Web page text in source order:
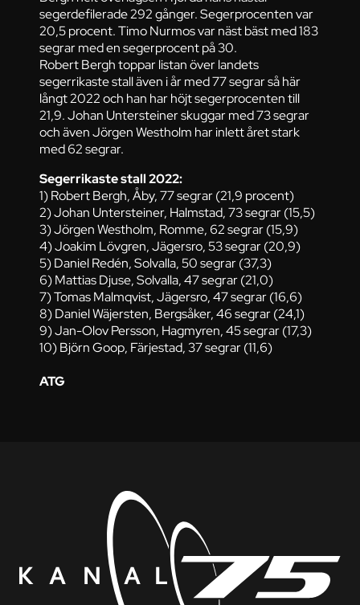
segerdefilerade 292 gånger. Segerprocenten var
20,5 procent. Timo Nurmos var näst bäst med 183
segrar med en segerprocent på 30.
Robert Bergh toppar listan över landets
segerrikaste stall även i år med 77 segrar så här
långt 2022 och han har höjt segerprocenten till
21,9. Johan Untersteiner skuggar med 73 segrar
och även Jörgen Westholm har inlett året stark
med 62 segrar.
Segerrikaste stall 2022:
1) Robert Bergh, Åby, 77 segrar (21,9 procent)
2) Johan Untersteiner, Halmstad, 73 segrar (15,5)
3) Jörgen Westholm, Romme, 62 segrar (15,9)
4) Joakim Lövgren, Jägersro, 53 segrar (20,9)
5) Daniel Redén, Solvalla, 50 segrar (37,3)
6) Mattias Djuse, Solvalla, 47 segrar (21,0)
7) Tomas Malmqvist, Jägersro, 47 segrar (16,6)
8) Daniel Wäjersten, Bergsåker, 46 segrar (24,1)
9) Jan-Olov Persson, Hagmyren, 45 segrar (17,3)
10) Björn Goop, Färjestad, 37 segrar (11,6)
ATG